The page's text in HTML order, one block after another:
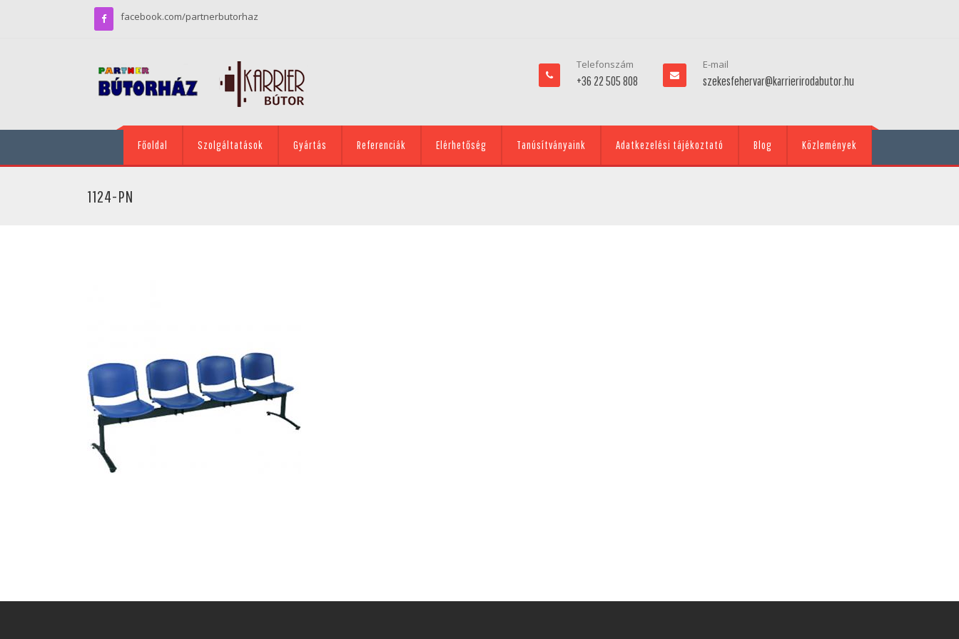
facebook.com/partnerbutorhaz
Telefonszám
+36 22 505 808
E-mail
szekesfehervar@karrierirodabutor.hu
Főoldal Szolgáltatások Gyártás Referenciák Elérhetőség Tanúsítványaink Adatkezelési tájékoztató Blog Közlemények
1124-PN